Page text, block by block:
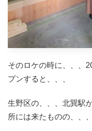
そのロケの時に、、、
プンすると、、、
生野区の、、、北巽駅
所には来たものの、、、